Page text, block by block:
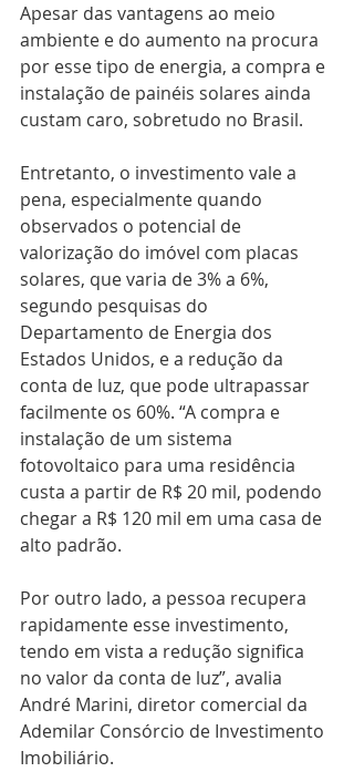
Apesar das vantagens ao meio
ambiente e do aumento na procura
por esse tipo de energia, a compra e
instalação de painéis solares ainda
custam caro, sobretudo no Brasil.
Entretanto, o investimento vale a
pena, especialmente quando
observados o potencial de
valorização do imóvel com placas
solares, que varia de 3% a 6%,
segundo pesquisas do
Departamento de Energia dos
Estados Unidos, e a redução da
conta de luz, que pode ultrapassar
facilmente os 60%. “A compra e
instalação de um sistema
fotovoltaico para uma residência
custa a partir de R$ 20 mil, podendo
chegar a R$ 120 mil em uma casa de
alto padrão.
Por outro lado, a pessoa recupera
rapidamente esse investimento,
tendo em vista a redução significa
no valor da conta de luz”, avalia
André Marini, diretor comercial da
Ademilar Consórcio de Investimento
Imobiliário.